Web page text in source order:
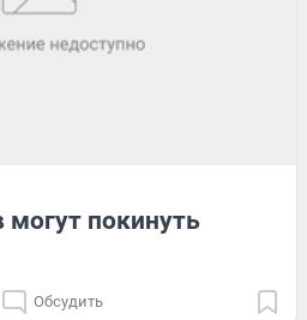
покинуть
Обсудить